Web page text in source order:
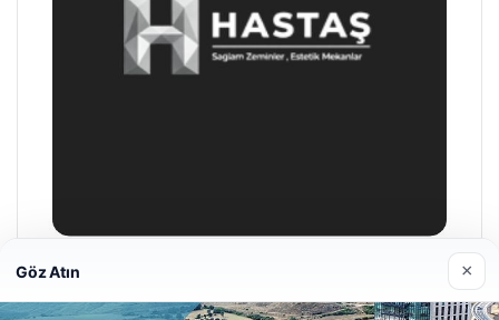
Enes Kaplan Avukatlık Bürosu
28/04/2026
Göz Atın ×